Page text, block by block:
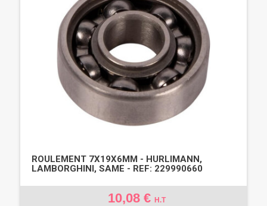
ROULEMENT 7X19X6MM - HURLIMANN,
LAMBORGHINI, SAME - REF: 229990660
10,08 € H.T